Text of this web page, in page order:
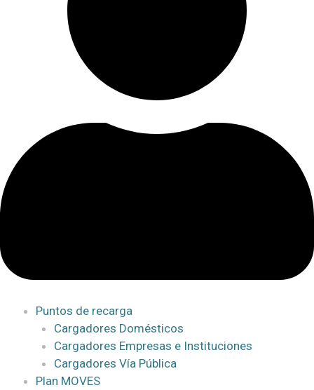
Puntos de recarga
Cargadores Domésticos
Cargadores Empresas e Instituciones
Cargadores Vía Pública
Plan MOVES